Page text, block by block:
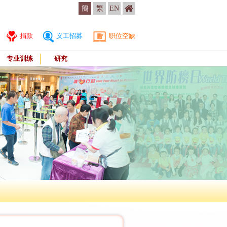
簡 繁 EN
捐款 义工招募 职位空缺
专业训练 研究